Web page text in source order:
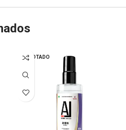
ESGOTADO